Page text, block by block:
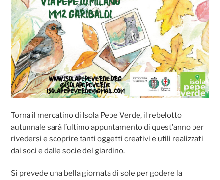
Torna il mercatino di Isola Pepe Verde, il rebelotto
autunnale sarà l’ultimo appuntamento di quest’anno per
rivedersi e scoprire tanti oggetti creativi e utili realizzati
dai soci e dalle socie del giardino.
Si prevede una bella giornata di sole per godere la